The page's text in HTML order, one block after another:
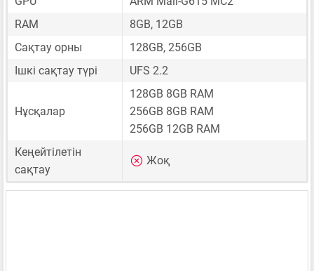
RAM
8GB, 12GB
Сақтау орны
128GB, 256GB
Ішкі сақтау түрі
UFS 2.2
Нұсқалар
128GB 8GB RAM
256GB 8GB RAM
256GB 12GB RAM
Кеңейтілетін
сақтау
Жоқ